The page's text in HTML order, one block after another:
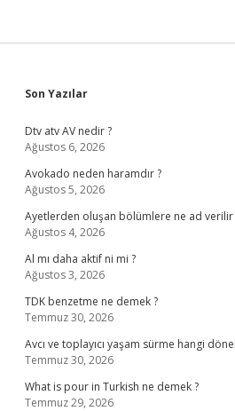
Sidebar
Son Yazılar
Dtv atv AV nedir ?
Ağustos 6, 2026
Avokado neden haramdır ?
Ağustos 5, 2026
Ayetlerden oluşan bölümlere ne ad verilir
Ağustos 4, 2026
Al mı daha aktif ni mi ?
Ağustos 3, 2026
TDK benzetme ne demek ?
Temmuz 30, 2026
Avcı ve toplayıcı yaşam sürme hangi
Temmuz 30, 2026
What is pour in Turkish ne demek ?
Temmuz 29, 2026